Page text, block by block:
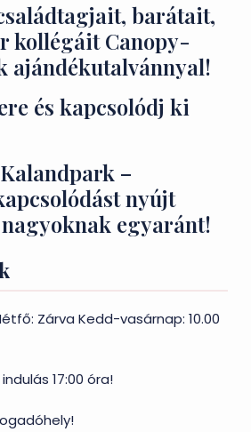
barátait,
kollégáit Canopy-
ajándékutalvánnyal!
és kapcsolódj ki
–
nyújt
egyaránt!
Zárva Kedd-vasárnap: 10.00
17:00 óra!